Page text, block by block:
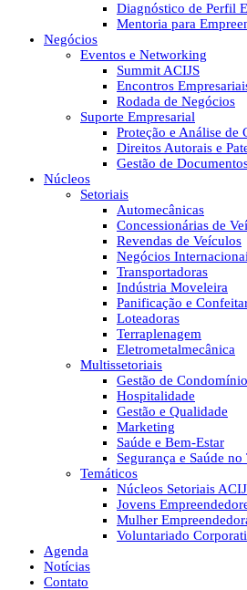
Diagnóstico de Perfil
Mentoria para
Negócios
Eventos e Networking
Summit ACIJS
Encontros
Rodada de Negócios
Suporte Empresarial
Proteção e Análise de
Direitos Autorais e
Gestão de
Núcleos
Setoriais
Automecânicas
Concessionárias de
Revendas de Veículos
Negócios
Transportadoras
Indústria Moveleira
Panificação e
Loteadoras
Terraplenagem
Eletrometalmecânica
Multissetoriais
Gestão de
Hospitalidade
Gestão e Qualidade
Marketing
Saúde e Bem-Estar
Segurança e Saúde no
Temáticos
Núcleos Setoriais
Jovens
Mulher
Voluntariado
Agenda
Notícias
Contato